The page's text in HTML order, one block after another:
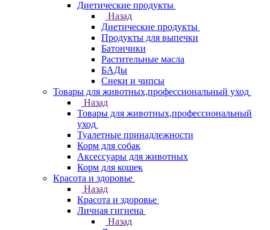
Диетические продукты
Назад
Диетические продукты
Продукты для выпечки
Батончики
Растительные масла
БАДы
Снеки и чипсы
Товары для животных,профессиональный уход
Назад
Товары для животных,профессиональный
уход
Туалетные принадлежности
Корм для собак
Аксессуары для животных
Корм для кошек
Красота и здоровье
Назад
Красота и здоровье
Личная гигиена
Назад